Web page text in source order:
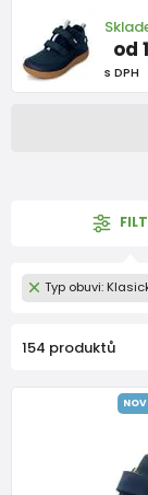
od
s DPH
Typ obuvi:
154 produktů